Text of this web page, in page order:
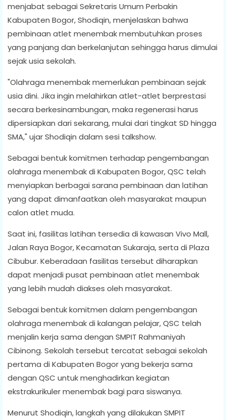
menjabat sebagai Sekretaris Umum Perbakin
Kabupaten Bogor, Shodiqin, menjelaskan bahwa
pembinaan atlet menembak membutuhkan proses
yang panjang dan berkelanjutan sehingga harus dimulai
sejak usia sekolah.
"Olahraga menembak memerlukan pembinaan sejak
usia dini. Jika ingin melahirkan atlet-atlet berprestasi
secara berkesinambungan, maka regenerasi harus
dipersiapkan dari sekarang, mulai dari tingkat SD hingga
SMA," ujar Shodiqin dalam sesi talkshow.
Sebagai bentuk komitmen terhadap pengembangan
olahraga menembak di Kabupaten Bogor, QSC telah
menyiapkan berbagai sarana pembinaan dan latihan
yang dapat dimanfaatkan oleh masyarakat maupun
calon atlet muda.
Saat ini, fasilitas latihan tersedia di kawasan Vivo Mall,
Jalan Raya Bogor, Kecamatan Sukaraja, serta di Plaza
Cibubur. Keberadaan fasilitas tersebut diharapkan
dapat menjadi pusat pembinaan atlet menembak
yang lebih mudah diakses oleh masyarakat.
Sebagai bentuk komitmen dalam pengembangan
olahraga menembak di kalangan pelajar, QSC telah
menjalin kerja sama dengan SMPIT Rahmaniyah
Cibinong. Sekolah tersebut tercatat sebagai sekolah
pertama di Kabupaten Bogor yang bekerja sama
dengan QSC untuk menghadirkan kegiatan
ekstrakurikuler menembak bagi para siswanya.
Menurut Shodiqin, langkah yang dilakukan SMPIT